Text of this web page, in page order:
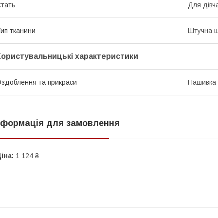
Для
тканини Штучна
характеристики
та прикраси Нашивка
для замовлення
1 124 ₴